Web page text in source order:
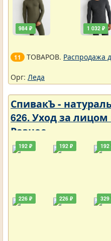
984 ₽ 1 032 ₽
11 ТОВАРОВ. Распродажа
Орг: Леда
СпивакЪ -
626. Уход за
Разное
192 ₽
226 ₽
192 ₽
226 ₽
192
329